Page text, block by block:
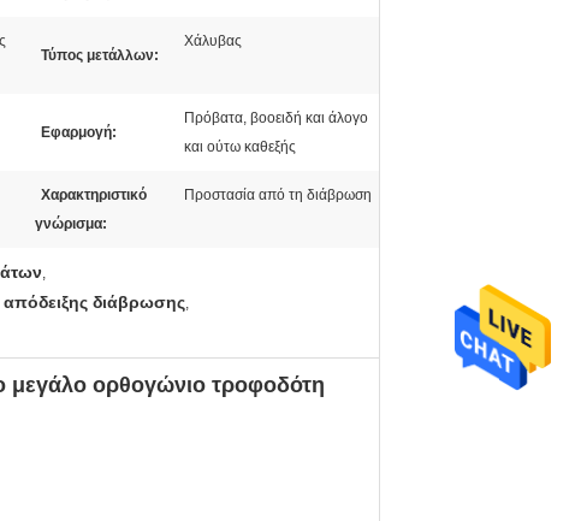
Τύπος μετάλλων:
Χάλυβας
Εφαρμογή:
Πρόβατα, βοοειδή και άλογο
και ούτω καθεξής
Χαρακτηριστικό
γνώρισμα:
Προστασία από τη διάβρωση
,
διάβρωσης,
μεγάλο ορθογώνιο τροφοδότη